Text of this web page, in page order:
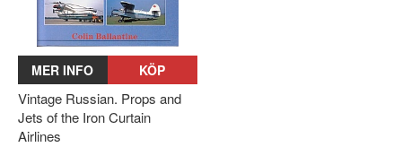
MER INFO KÖP
Vintage Russian. Props and
Jets of the Iron Curtain
Airlines